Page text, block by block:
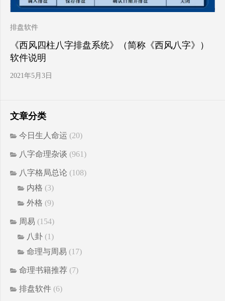
排盘软件
《西风四柱八字排盘系统》（简称《西风八字》）
软件说明
2021年5月3日
文章分类
今日生人命运 (20)
八字命理杂谈 (961)
八字格局总论 (108)
内格 (3)
外格 (9)
周易 (154)
八卦 (1)
命理与周易 (17)
命理书籍推荐 (7)
排盘软件 (6)